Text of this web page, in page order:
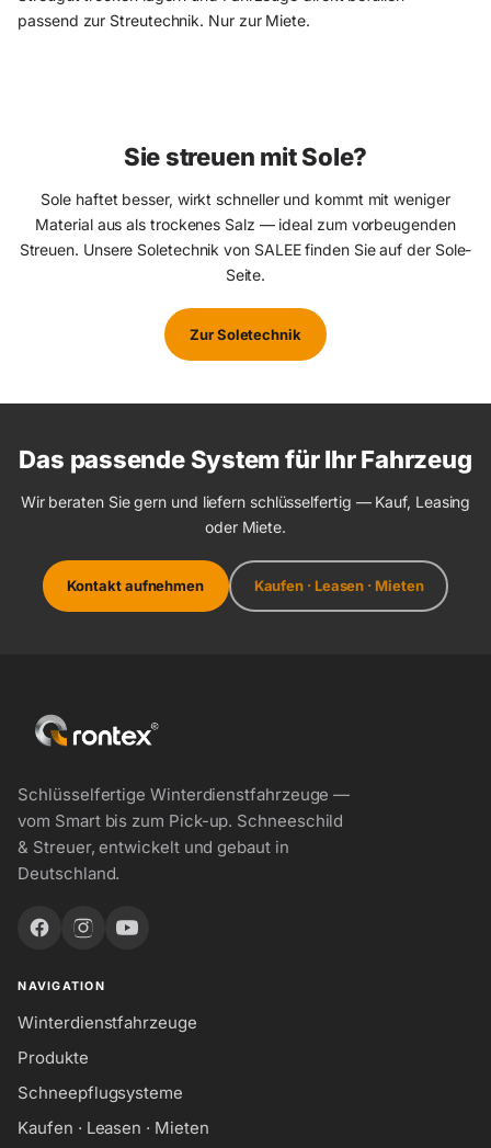
passend zur Streutechnik. Nur zur Miete.
Überladecontainer mit Hochförderschnecke (~7 m³) — befüllt
Sie streuen mit Sole?
Sole haftet besser, wirkt schneller und kommt mit weniger
Material aus als trockenes Salz — ideal zum vorbeugenden
Streuen. Unsere Soletechnik von SALEE finden Sie auf der Sole-
Seite.
Zur Soletechnik
Das passende System für Ihr Fahrzeug
Wir beraten Sie gern und liefern schlüsselfertig — Kauf, Leasing
oder Miete.
Kontakt aufnehmen Kaufen · Leasen · Mieten
Schlüsselfertige Winterdienstfahrzeuge —
vom Smart bis zum Pick-up. Schneeschild
& Streuer, entwickelt und gebaut in
Deutschland.
NAVIGATION
Winterdienstfahrzeuge
Produkte
Schneepflugsysteme
Kaufen · Leasen · Mieten